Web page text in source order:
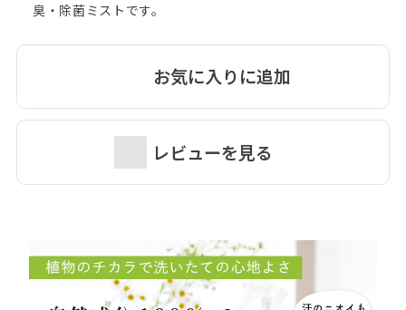
お気に入りに追加
レビューを見る
臭・除菌ミストです。